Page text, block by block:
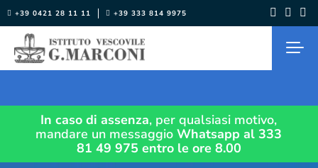
Salta
al
contenuto
+39 0421 28 11 11 +39 333 814 9975
In caso di assenza, per qualsiasi motivo,
mandare un messaggioWhatsapp al 333
81 49 975 entro le ore 8.00